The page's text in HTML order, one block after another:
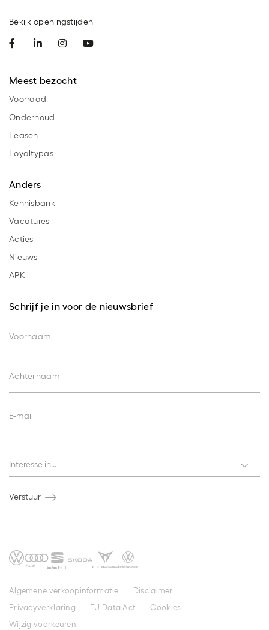
Bekijk openingstijden
Meest bezocht
Voorraad
Onderhoud
Leasen
Loyaltypas
Anders
Kennisbank
Vacatures
Acties
Nieuws
APK
Schrijf je in voor de nieuwsbrief
Voornaam
Achternaam
E-mail
Interesse in...
Verstuur
Algemene verkoopinformatie
Disclaimer
Privacyverklaring
EU Data Act
Cookies
Wijzig voorkeuren